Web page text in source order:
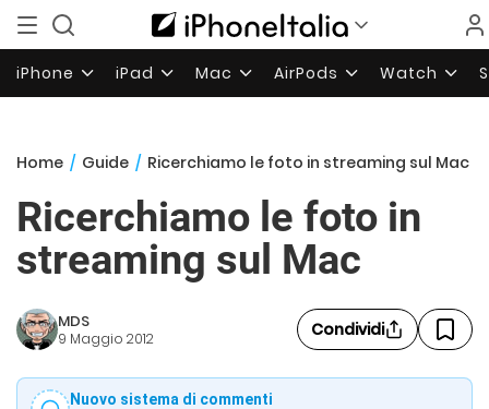
iPhone iPad Mac AirPods Watch
Home / Guide / Ricerchiamo le foto in streaming sul Mac
Ricerchiamo le foto in
streaming sul Mac
MDS
9 Maggio 2012 Condividi
Nuovo sistema di commenti